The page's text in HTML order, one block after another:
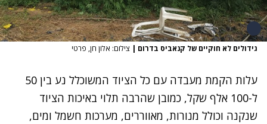
גידולים לא חוקיים של קנאביס בדרום | צילום: אלון חן, פרטי
עלות הקמת מעבדה עם כל הציוד המשוכלל נע בין 50
ל-100 אלף שקל, כמובן שהרבה תלוי באיכות הציוד
שנקנה וכולל מנורות, מאווררים, מערכות חשמל ומים,